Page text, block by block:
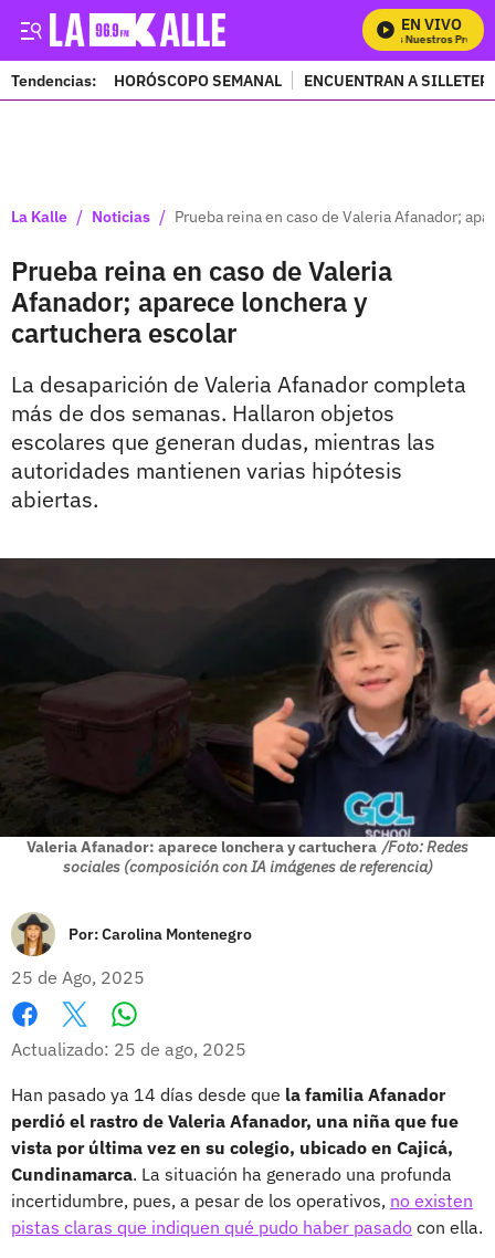
EN VIVO
Mira Todos Nuestros
Tendencias: HORÓSCOPO SEMANAL ENCUENTRAN A
La Kalle / Noticias / Prueba reina en caso de Valeria Afanador;
Prueba reina en caso de Valeria
Afanador; aparece lonchera y
cartuchera escolar
La desaparición de Valeria Afanador completa
más de dos semanas. Hallaron objetos
escolares que generan dudas, mientras las
autoridades mantienen varias hipótesis
abiertas.
Valeria Afanador: aparece lonchera y cartuchera /Foto: Redes
sociales (composición con IA imágenes de referencia)
Por:Carolina Montenegro
25 de Ago, 2025
Facebook
X
Actualizado: 25 de ago, 2025
Han pasado ya 14 días desde que la familia Afanador
perdió el rastro de Valeria Afanador, una niña que fue
vista por última vez en su colegio, ubicado en Cajicá,
Cundinamarca. La situación ha generado una profunda
incertidumbre, pues, a pesar de los operativos, no existen
pistas claras que indiquen qué pudo haber pasado con ella.